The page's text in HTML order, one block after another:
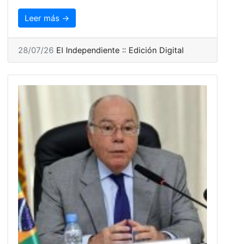
Leer más →
28/07/26 El Independiente :: Edición Digital